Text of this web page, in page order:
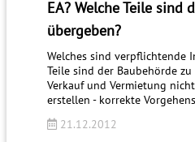
EA? Welche Teile sind
übergeben?
Welches sind verpflichtende
Teile sind der Baubehörde zu
Verkauf und Vermietung
erstellen - korrekte
21.12.2012